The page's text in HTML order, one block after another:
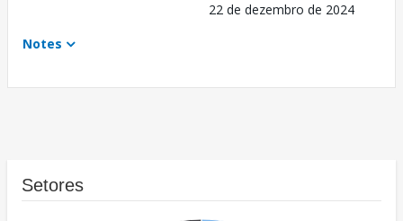
22 de dezembro de 2024
Notes
Setores